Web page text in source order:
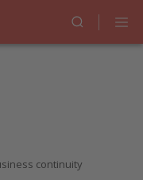
continuity